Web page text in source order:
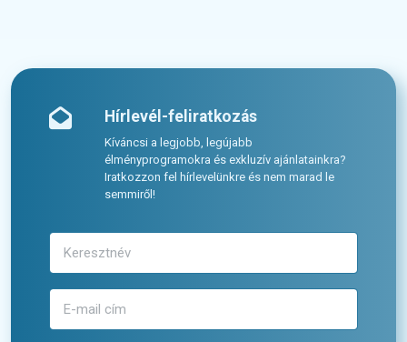
Hírlevél-feliratkozás
Kíváncsi a legjobb, legújabb
élményprogramokra és exkluzív ajánlatainkra?
Iratkozzon fel hírlevelünkre és nem marad le
semmiről!